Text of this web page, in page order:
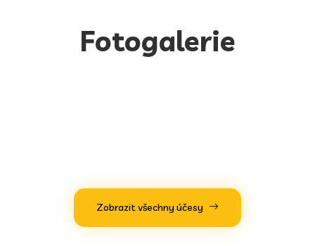
Fotogalerie
Zobrazit všechny účesy